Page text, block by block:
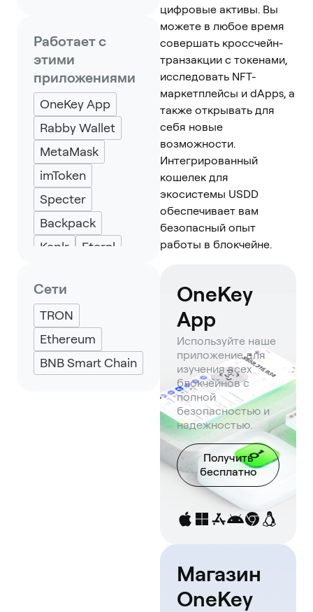
Работает с
этими
приложениями
OneKey App
Rabby Wallet
MetaMask
imToken
Specter
Backpack
Keplr
Eternl
Сети
TRON
Ethereum
BNB Smart Chain
цифровые активы. Вы
можете в любое время
совершать кроссчейн-
транзакции с токенами,
исследовать NFT-
маркетплейсы и dApps, а
также открывать для
себя новые
возможности.
Интегрированный
кошелек для
экосистемы USDD
обеспечивает вам
безопасный опыт
работы в блокчейне.
OneKey
App
Используйте наше
приложение для
изучения всех
блокчейнов с
полной
безопасностью и
надежностью.
Получить
бесплатно
Магазин
OneKey